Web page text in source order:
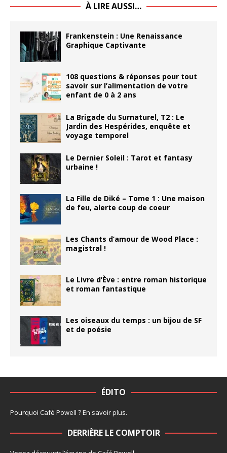
À LIRE AUSSI…
Frankenstein : Une Renaissance
Graphique Captivante
108 questions & réponses pour tout
savoir sur l’alimentation de votre
enfant de 0 à 2 ans
La Brigade du Surnaturel, T2 : Le
Jardin des Hespérides, enquête et
voyage temporel
Le Dernier Soleil : Tarot et fantasy
urbaine !
La Fille de Diké – Tome 1 : Une maison
de feu, alerte coup de coeur
Les Chants d’amour de Wood Place :
magistral !
Le Livre d’Ève : entre roman historique
et roman fantastique
Les oiseaux du temps : un bijou de SF
et de poésie
ÉDITO
Pourquoi Café Powell ?En savoir plus.
DERRIÈRE LE COMPTOIR